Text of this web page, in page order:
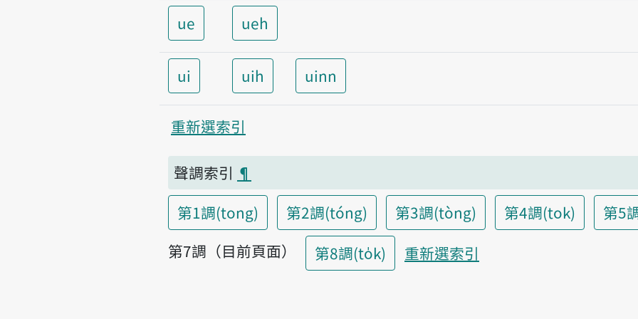
ue ueh
ui uih uinn
重新選索引
聲調索引 ¶
第1調(tong)
第2調(tóng) 第3調(tòng) 第4調(tok)
第5
第7調（目前頁面）
第8調(to̍k) 重新選索引